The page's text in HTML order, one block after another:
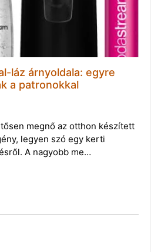
láz árnyoldala: egyre
a patronokkal
megnő az otthon készített
legyen szó egy kerti
A nagyobb me…